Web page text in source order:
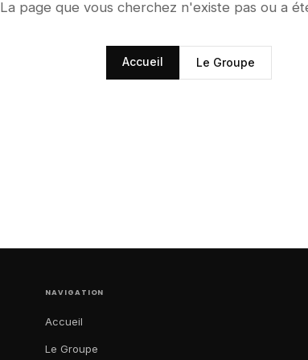
La page que vous cherchez n'existe pas ou a
Accueil Le Groupe
NAVIGATION
Accueil
Le Groupe